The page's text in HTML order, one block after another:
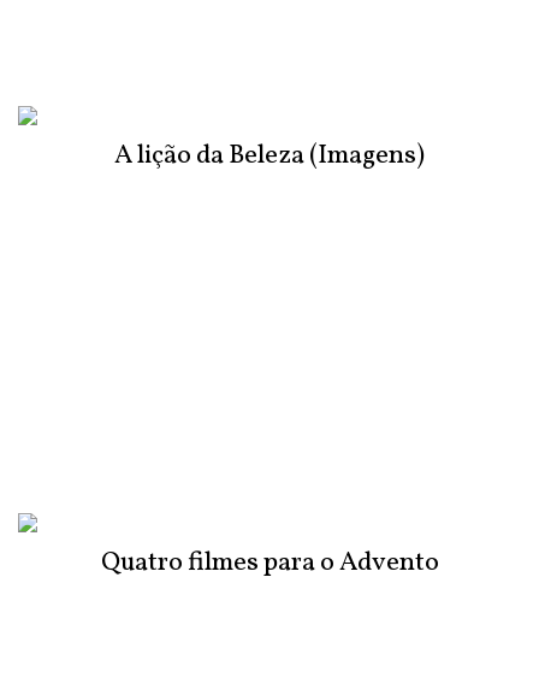
A lição da Beleza (Imagens)
Quatro filmes para o Advento